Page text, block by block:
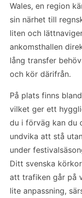
Wales, en region
sin närhet till
liten och
ankomsthallen
lång transfer
och kör därifrån.
På plats finns
vilket ger ett
du i förväg kan du
undvika att stå
under
Ditt svenska
att trafiken går på
lite anpassning,